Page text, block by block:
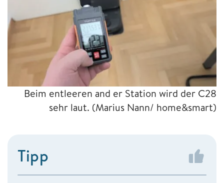
Beim entleeren and er Station wird der C28
sehr laut. (Marius Nann/ home&smart)
Tipp